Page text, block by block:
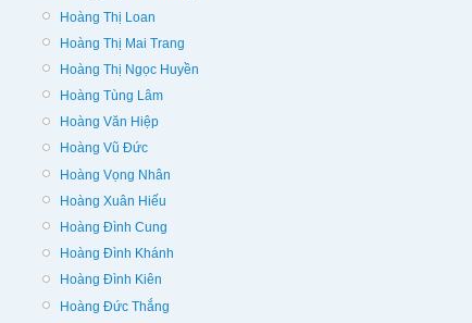
Hoàng Thị Loan
Hoàng Thị Mai Trang
Hoàng Thị Ngọc Huyền
Hoàng Tùng Lâm
Hoàng Văn Hiệp
Hoàng Vũ Đức
Hoàng Vọng Nhân
Hoàng Xuân Hiếu
Hoàng Đình Cung
Hoàng Đình Khánh
Hoàng Đình Kiên
Hoàng Đức Thắng